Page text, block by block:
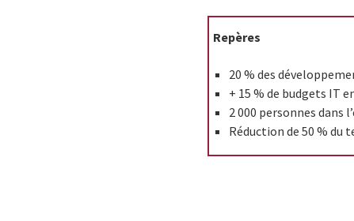
Repères
20 % des
+ 15 % de budgets IT
2 000 personnes dans
Réduction de 50 % du